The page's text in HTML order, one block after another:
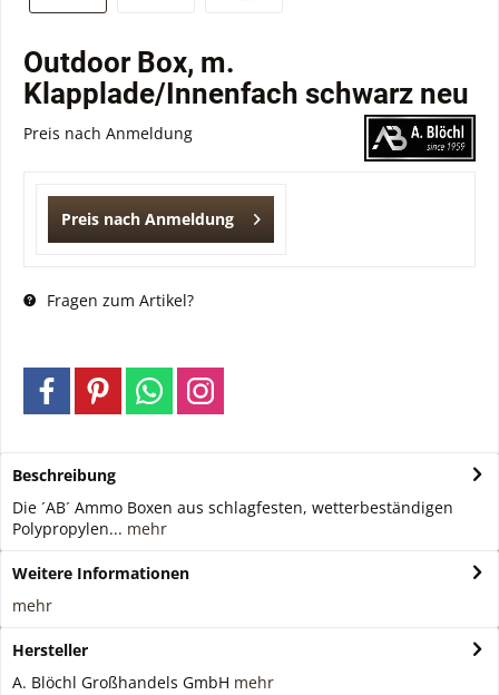
Outdoor Box, m.
Klapplade/Innenfach schwarz neu
Preis nach Anmeldung
Preis nach Anmeldung
Fragen zum Artikel?
Beschreibung
Die ´AB´ Ammo Boxen aus schlagfesten, wetterbeständigen
Polypropylen... mehr
Weitere Informationen
mehr
Hersteller
A. Blöchl Großhandels GmbH mehr